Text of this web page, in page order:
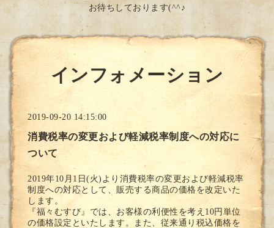
お待ちしております(^^♪
インフォメーション
2019-09-20 14:15:00
消費税率の変更および軽減税率制度への対応に
ついて
2019年10月1日(火)より消費税率の変更および軽減税率
制度への対応として、販売する商品の価格を改定いた
します。
『福々むすび』では、お客様の利便性を考え10円単位
の価格設定といたします。また、従来通り税込価格を